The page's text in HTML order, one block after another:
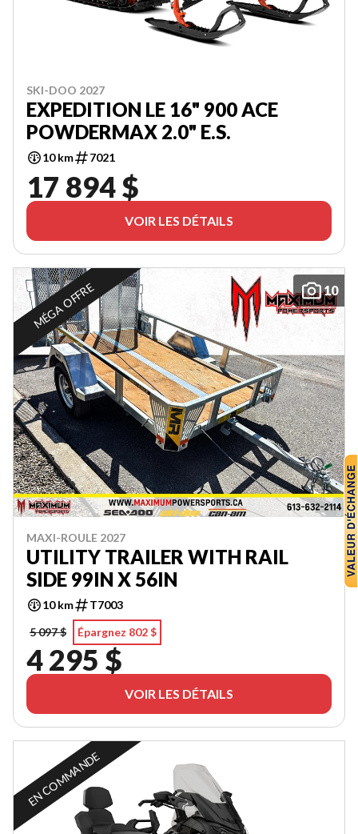
SKI-DOO 2027
EXPEDITION LE 16" 900 ACE
POWDERMAX 2.0" E.S.
10 km 7021
17 894 $
VOIR LES DÉTAILS
10
MÉGA OFFRE
MAXI-ROULE 2027
UTILITY TRAILER WITH RAIL
SIDE 99IN X 56IN
10 km
T7003
5 097 $
Épargnez 802 $
4 295 $
VOIR LES DÉTAILS
EN COMMANDE